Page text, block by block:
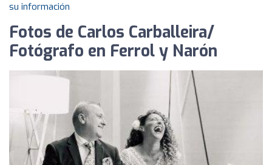
su información
Fotos de Carlos Carballeira/
Fotógrafo en Ferrol y Narón